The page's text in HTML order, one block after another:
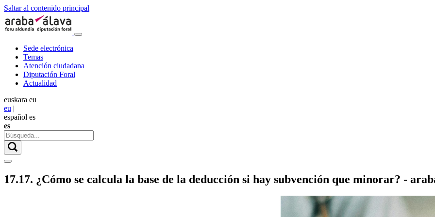
Saltar al contenido principal
Sede electrónica
Temas
Atención ciudadana
Diputación Foral
Actualidad
euskara eu
eu |
español es
es
17.17. ¿Cómo se calcula la base de la deducción si hay subvención que minorar? -